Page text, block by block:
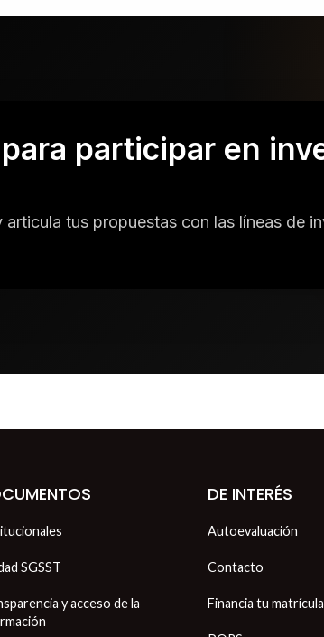
participar en
tus propuestas con las líneas de
SGSST
y acceso de la
DE INTERÉS
Autoevaluación
Contacto
Financia tu matrícula